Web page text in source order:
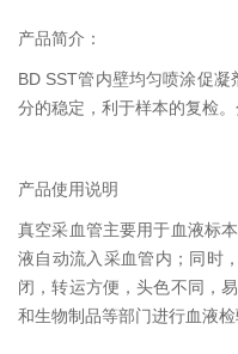
产品简介：
BD SST管内壁均匀喷涂促
分的稳定，利于样本的复检
产品使用说明
真空采血管主要用于血液标
液自动流入采血管内；同时
闭，转运方便，头色不同，
和生物制品等部门进行血液